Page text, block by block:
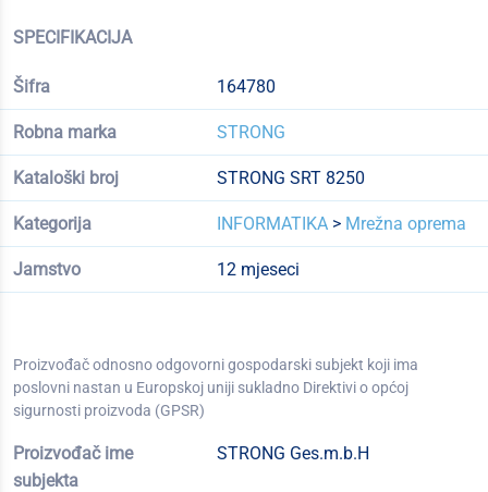
SPECIFIKACIJA
Šifra 164780
Robna marka STRONG
Kataloški broj STRONG SRT 8250
Kategorija INFORMATIKA> Mrežna oprema
Jamstvo 12 mjeseci
Proizvođač odnosno odgovorni gospodarski subjekt koji ima
poslovni nastan u Europskoj uniji sukladno Direktivi o općoj
sigurnosti proizvoda (GPSR)
Proizvođač ime
subjekta
STRONG Ges.m.b.H